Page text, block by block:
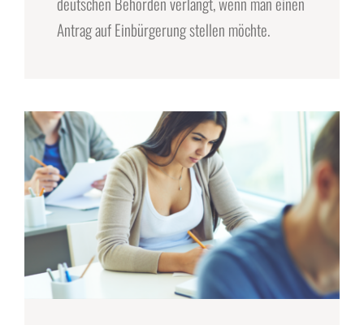
Antrag auf Einbürgerung stellen möchte.